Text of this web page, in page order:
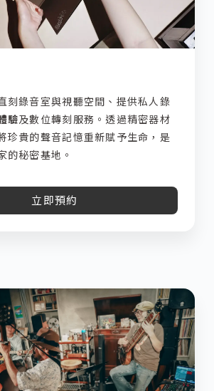
刻錄音室與視聽空間、提供私人錄
驗及數位轉刻服務。透過精密器材
珍貴的聲音記憶重新賦予生命，是
的秘密基地。
立即預約